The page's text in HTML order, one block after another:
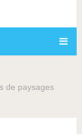
de paysages